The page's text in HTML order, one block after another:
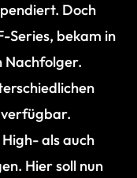
Doch
Series, bekam in
Nachfolger.
verfügbar.
als auch
Hier soll nun